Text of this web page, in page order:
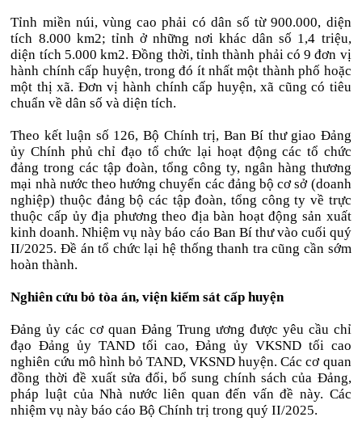
Tỉnh miền núi, vùng cao phải có dân số từ 900.000, diện
tích 8.000 km2; tỉnh ở những nơi khác dân số 1,4 triệu,
diện tích 5.000 km2. Đồng thời, tỉnh thành phải có 9 đơn vị
hành chính cấp huyện, trong đó ít nhất một thành phố hoặc
một thị xã. Đơn vị hành chính cấp huyện, xã cũng có tiêu
chuẩn về dân số và diện tích.
Theo kết luận số 126, Bộ Chính trị, Ban Bí thư giao Đảng
ủy Chính phủ chỉ đạo tổ chức lại hoạt động các tổ chức
đảng trong các tập đoàn, tổng công ty, ngân hàng thương
mại nhà nước theo hướng chuyển các đảng bộ cơ sở (doanh
nghiệp) thuộc đảng bộ các tập đoàn, tổng công ty về trực
thuộc cấp ủy địa phương theo địa bàn hoạt động sản xuất
kinh doanh. Nhiệm vụ này báo cáo Ban Bí thư vào cuối quý
II/2025. Đề án tổ chức lại hệ thống thanh tra cũng cần sớm
hoàn thành.
Nghiên cứu bỏ tòa án, viện kiểm sát cấp huyện
Đảng ủy các cơ quan Đảng Trung ương được yêu cầu chỉ
đạo Đảng ủy TAND tối cao, Đảng ủy VKSND tối cao
nghiên cứu mô hình bỏ TAND, VKSND huyện. Các cơ quan
đồng thời đề xuất sửa đổi, bổ sung chính sách của Đảng,
pháp luật của Nhà nước liên quan đến vấn đề này. Các
nhiệm vụ này báo cáo Bộ Chính trị trong quý II/2025.